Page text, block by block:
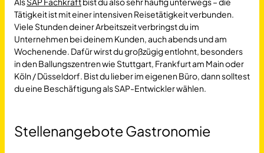
Tätigkeit ist mit einer intensiven Reisetätigkeit verbunden.
Viele Stunden deiner Arbeitszeit verbringst du im
Unternehmen bei deinem Kunden, auch abends und am
Wochenende. Dafür wirst du großzügig entlohnt, besonders
in den Ballungszentren wie Stuttgart, Frankfurt am Main oder
Köln / Düsseldorf. Bist du lieber im eigenen Büro, dann solltest
du eine Beschäftigung als SAP-Entwickler wählen.
Stellenangebote Gastronomie